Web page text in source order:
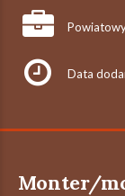
Data
Monter/